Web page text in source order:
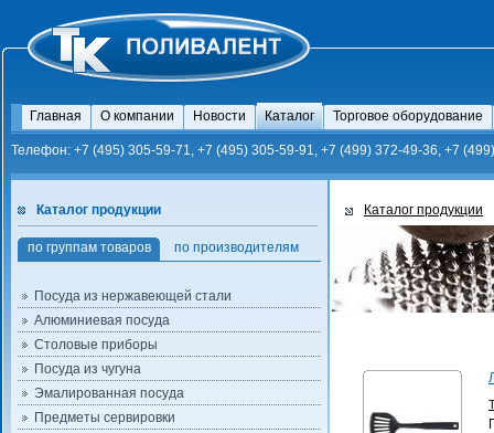
Главная О компании Новости Каталог Торговое оборудование
Телефон: +7 (495) 305-59-71, +7 (495) 305-59-91, +7 (499) 372-49-36, +7
Каталог продукции
по группам товаров по производителям
Посуда из нержавеющей стали
Алюминиевая посуда
Столовые приборы
Посуда из чугуна
Эмалированная посуда
Предметы сервировки
Каталог продукции